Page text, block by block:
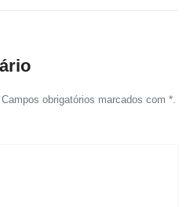
obrigatórios marcados com *.